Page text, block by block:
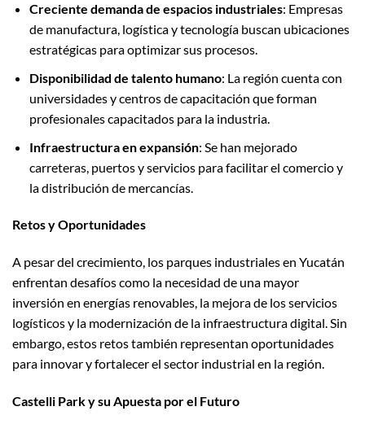
Creciente demanda de espacios industriales: Empresas
de manufactura, logística y tecnología buscan ubicaciones
estratégicas para optimizar sus procesos.
Disponibilidad de talento humano: La región cuenta con
universidades y centros de capacitación que forman
profesionales capacitados para la industria.
Infraestructura en expansión: Se han mejorado
carreteras, puertos y servicios para facilitar el comercio y
la distribución de mercancías.
Retos y Oportunidades
A pesar del crecimiento, los parques industriales en Yucatán
enfrentan desafíos como la necesidad de una mayor
inversión en energías renovables, la mejora de los servicios
logísticos y la modernización de la infraestructura digital. Sin
embargo, estos retos también representan oportunidades
para innovar y fortalecer el sector industrial en la región.
Castelli Park y su Apuesta por el Futuro